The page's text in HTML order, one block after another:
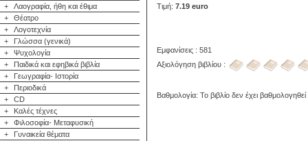
+
Λαογραφία, ήθη και έθιμα
+
Θέατρο
+
Λογοτεχνία
+
Γλώσσα (γενικά)
+
Ψυχολογία
+
Παιδικά και εφηβικά βιβλία
+
Γεωγραφία- Ιστορία
+
Περιοδικά
+
CD
+
Καλές τέχνες
+
Φιλοσοφία- Μεταφυσική
+
Γυναικεία θέματα
Τιμή: 7.19 euro
Εμφανίσεις : 581
Αξιολόγηση βιβλίου :
Βαθμολογία: Το βιβλίο δεν έχει